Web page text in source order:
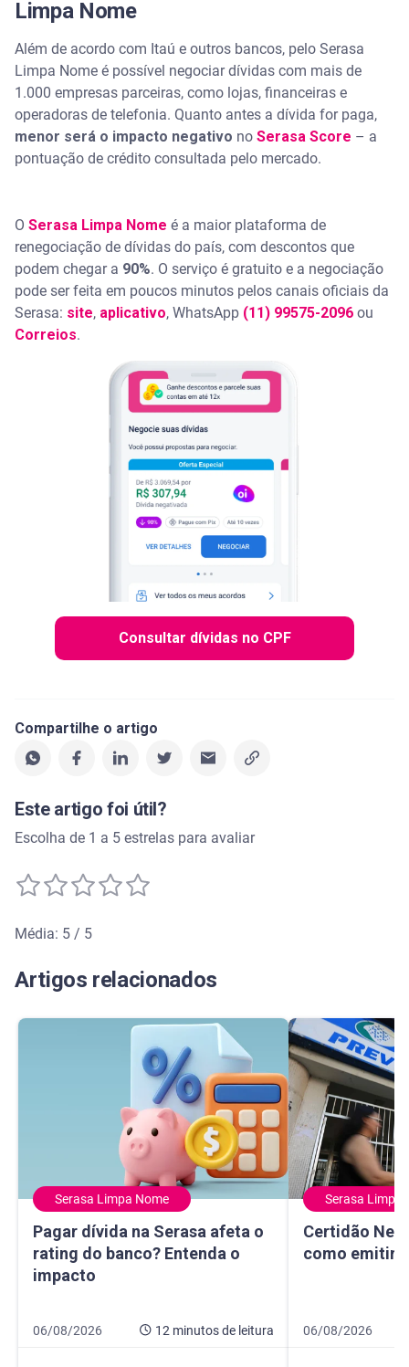
Limpa Nome
Além de acordo com Itaú e outros bancos, pelo Serasa
Limpa Nome é possível negociar dívidas com mais de
1.000 empresas parceiras, como lojas, financeiras e
operadoras de telefonia. Quanto antes a dívida for paga,
menor será o impacto negativo no Serasa Score – a
pontuação de crédito consultada pelo mercado.
O Serasa Limpa Nome é a maior plataforma de
renegociação de dívidas do país, com descontos que
podem chegar a 90%. O serviço é gratuito e a negociação
pode ser feita em poucos minutos pelos canais oficiais da
Serasa: site, aplicativo, WhatsApp (11) 99575-2096 ou
Correios.
Consultar dívidas no CPF
Compartilhe o artigo
Este artigo foi útil?
Escolha de 1 a 5 estrelas para avaliar
Média: 5 / 5
Artigos relacionados
Serasa Limpa Nome
Pagar dívida na Serasa afeta o
rating do banco? Entenda o
impacto
Pagar dívida na Serasa afeta o rating do banco? Entenda
Data de publicação 6 de agosto de 2026
06/08/2026 12 minutosde leitura
12 minutos de leitura
Serasa Limpa
Certidão
como emitir
Certidão
Data de
06/08/2026
8 minutos de